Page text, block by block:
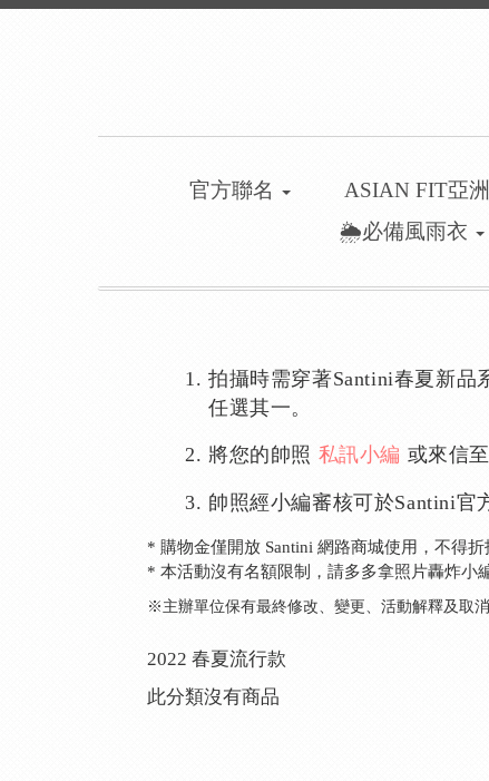
官方聯名 ASIAN FIT亞
🌦️必備風雨衣
拍攝時需穿著Santini春夏新品
任選其一。
將您的帥照 私訊小編 或來信
帥照經小編審核可於Santini官
* 購物金僅開放 Santini 網路商城使用，不得折
* 本活動沒有名額限制，請多多拿照片轟炸小編
※主辦單位保有最終修改、變更、活動解釋及取
2022 春夏流行款
此分類沒有商品